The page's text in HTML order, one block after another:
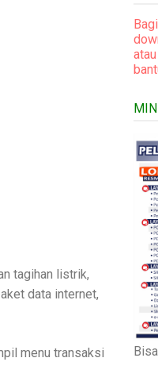
tagihan listrik,
data internet,
menu transaksi
atau